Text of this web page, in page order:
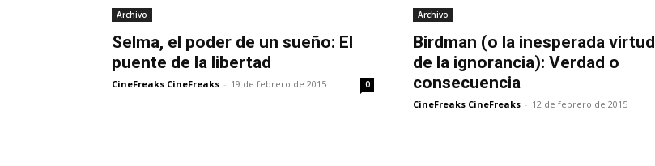
Archivo
Selma, el poder de un sueño: El
puente de la libertad
CineFreaks CineFreaks - 19 de febrero de 2015 0
Archivo
Birdman (o la inesperada virtud
de la ignorancia): Verdad o
consecuencia
CineFreaks CineFreaks - 12 de febrero de 2015